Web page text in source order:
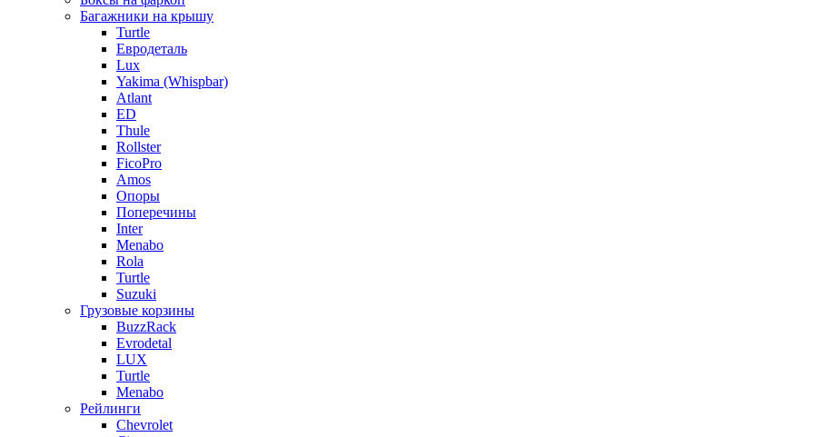
Багажники на крышу
Turtle
Евродеталь
Lux
Yakima (Whispbar)
Atlant
ED
Thule
Rollster
FicoPro
Amos
Опоры
Поперечины
Inter
Menabo
Rola
Turtle
Suzuki
Грузовые корзины
BuzzRack
Evrodetal
LUX
Turtle
Menabo
Рейлинги
Chevrolet